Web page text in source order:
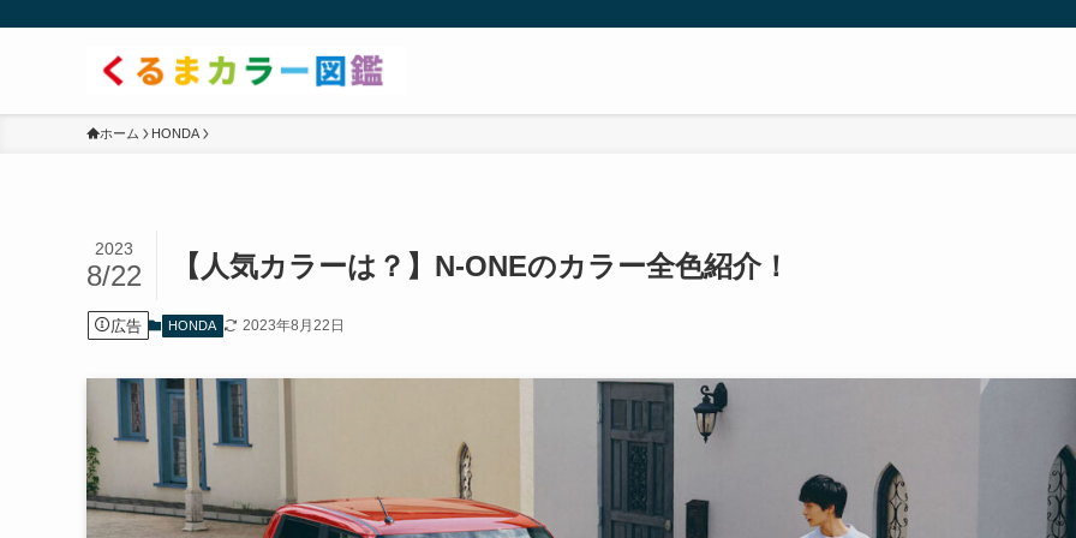
ホーム HONDA
【人気カラーは？】N-ONEのカラー全色紹介！
2023
8/22
広告 HONDA 2023年8月22日